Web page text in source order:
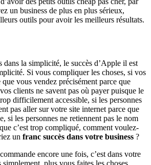
un business de plus en plus sérieux,
outils pour avoir les meilleurs résultats.
dans la simplicité, le succès d’Apple il est
Si vous compliquer les choses, si vos
que vous vendez précisément parce que
clients ne savent pas où payer puisque le
difficilement accessible, si les personnes
pas aller sur votre site internet parce que
si les personnes ne retiennent pas le nom
c’est trop compliqué, comment voulez-
un franc succès dans votre business ?
encore une fois, c’est dans votre
simplement, plus vous faites les choses